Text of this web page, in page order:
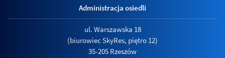
Administracja osiedli
ul. Warszawska 18
(biurowiec SkyRes, piętro 12)
35-205 Rzeszów